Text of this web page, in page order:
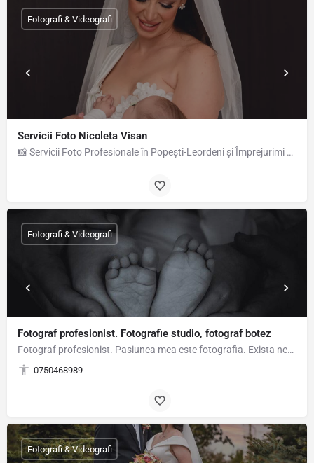
Servicii Foto Nicoleta Visan
📸 Servicii Foto Profesionale în Popești-Leordeni și Împrejurimi Sunt fotograf pasionat, cu experiență în…
Fotografi & Videografi
Fotograf profesionist. Fotografie studio, fotograf botez
Fotograf profesionist. Pasiunea mea este fotografia. Exista nenumarate stiluri, insa, cel mai bine, vreau sa…
0750468989
Fotografi & Videografi
Fotografi & Videografi